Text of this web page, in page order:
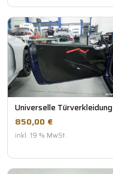
Universelle Türverkleidung
850,00 €
inkl. 19 % MwSt.